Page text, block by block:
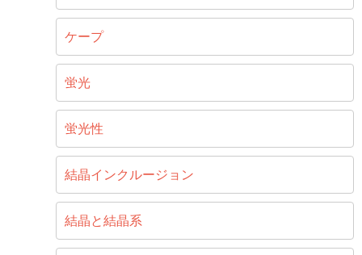
ケープ
蛍光
蛍光性
結晶インクルージョン
結晶と結晶系